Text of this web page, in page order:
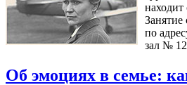
Занятие
по
зал № 12
Об эмоциях в семье: